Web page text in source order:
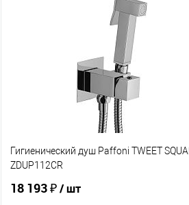
Гигиенический душ Paffoni TWEET
ZDUP112CR
18 193 ₽/ шт